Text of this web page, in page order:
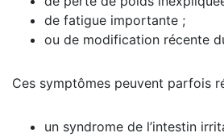
de fatigue importante ;
ou de modification récente
Ces symptômes peuvent parfois
un syndrome de l’intestin